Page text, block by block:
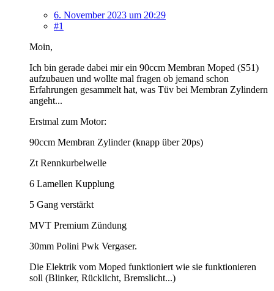
6. November 2023 um 20:29
#1
Moin,
Ich bin gerade dabei mir ein 90ccm Membran Moped (S51)
aufzubauen und wollte mal fragen ob jemand schon
Erfahrungen gesammelt hat, was Tüv bei Membran Zylindern
angeht...
Erstmal zum Motor:
90ccm Membran Zylinder (knapp über 20ps)
Zt Rennkurbelwelle
6 Lamellen Kupplung
5 Gang verstärkt
MVT Premium Zündung
30mm Polini Pwk Vergaser.
Die Elektrik vom Moped funktioniert wie sie funktionieren
soll (Blinker, Rücklicht, Bremslicht...)